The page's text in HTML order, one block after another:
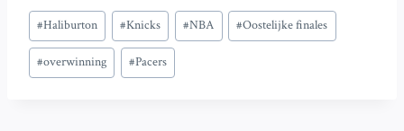
Bericht
tags:
#Haliburton #Knicks #NBA #Oostelijke finales
#overwinning #Pacers